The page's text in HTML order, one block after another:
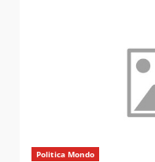
Politica Mondo